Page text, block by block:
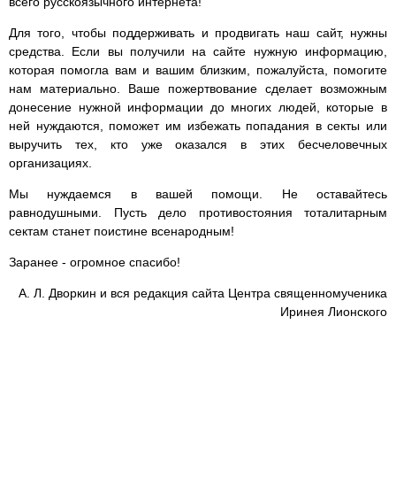
Для того, чтобы поддерживать и продвигать наш сайт, нужны
средства. Если вы получили на сайте нужную информацию,
которая помогла вам и вашим близким, пожалуйста, помогите
нам материально. Ваше пожертвование сделает возможным
донесение нужной информации до многих людей, которые в
ней нуждаются, поможет им избежать попадания в секты или
выручить тех, кто уже оказался в этих бесчеловечных
организациях.
Мы нуждаемся в вашей помощи. Не оставайтесь
равнодушными. Пусть дело противостояния тоталитарным
сектам станет поистине всенародным!
Заранее - огромное спасибо!
А. Л. Дворкин и вся редакция сайта Центра священномученика
Иринея Лионского